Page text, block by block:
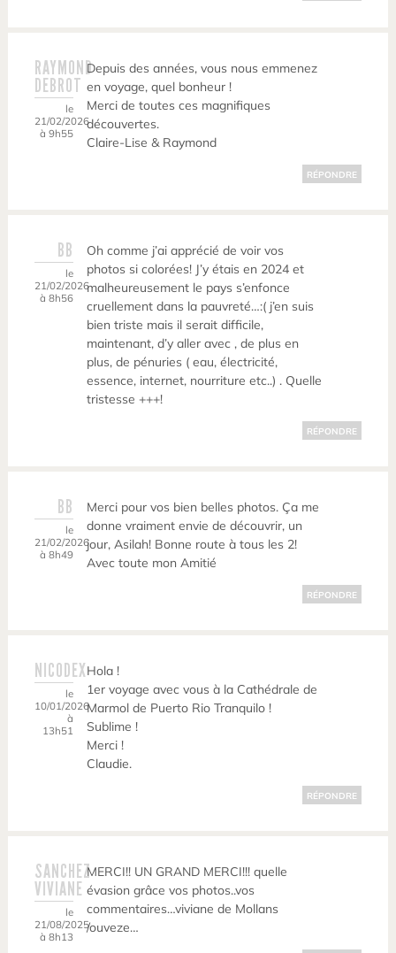
RAYMOND
DEBROT
le
21/02/2026
à 9h55
Depuis des années, vous nous emmenez
en voyage, quel bonheur !
Merci de toutes ces magnifiques
découvertes.
Claire-Lise & Raymond
RÉPONDRE
BB
le
21/02/2026
à 8h56
Oh comme j’ai apprécié de voir vos
photos si colorées! J’y étais en 2024 et
malheureusement le pays s’enfonce
cruellement dans la pauvreté…:( j’en suis
bien triste mais il serait difficile,
maintenant, d’y aller avec , de plus en
plus, de pénuries ( eau, électricité,
essence, internet, nourriture etc..) . Quelle
tristesse +++!
RÉPONDRE
BB
le
21/02/2026
à 8h49
Merci pour vos bien belles photos. Ça me
donne vraiment envie de découvrir, un
jour, Asilah! Bonne route à tous les 2!
Avec toute mon Amitié
RÉPONDRE
NICODEX
le
10/01/2026
à
13h51
Hola !
1er voyage avec vous à la Cathédrale de
Marmol de Puerto Rio Tranquilo !
Sublime !
Merci !
Claudie.
RÉPONDRE
SANCHEZ
VIVIANE
le
21/08/2025
à 8h13
MERCI!! UN GRAND MERCI!!! quelle
évasion grâce vos photos..vos
commentaires…viviane de Mollans
/ouveze…